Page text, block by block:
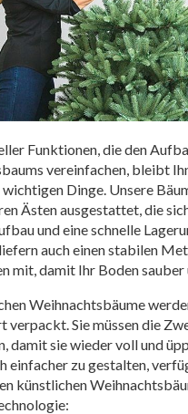
Funktionen, die den
vereinfachen, bleibt
Dinge. Unsere
Ästen ausgestattet, die
und eine schnelle
auch einen stabilen
mit, damit Ihr Boden sauber
Weihnachtsbäume
verpackt. Sie müssen die
damit sie wieder voll und
einfacher zu gestalten,
künstlichen